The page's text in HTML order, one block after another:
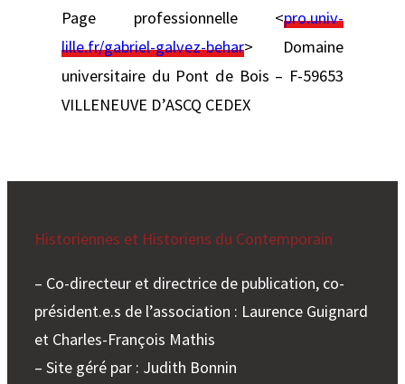
Page professionnelle <pro.univ-
lille.fr/gabriel-galvez-behar> Domaine
universitaire du Pont de Bois – F-59653
VILLENEUVE D’ASCQ CEDEX
Historiennes et Historiens du Contemporain
– Co-directeur et directrice de publication, co-
président.e.s de l’association : Laurence Guignard
et Charles-François Mathis
– Site géré par : Judith Bonnin